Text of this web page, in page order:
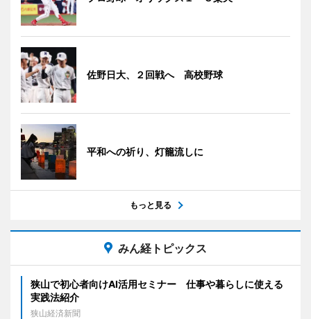
佐野日大、２回戦へ 高校野球
平和への祈り、灯籠流しに
もっと見る
みん経トピックス
狭山で初心者向けAI活用セミナー 仕事や暮らしに使える
実践法紹介
狭山経済新聞